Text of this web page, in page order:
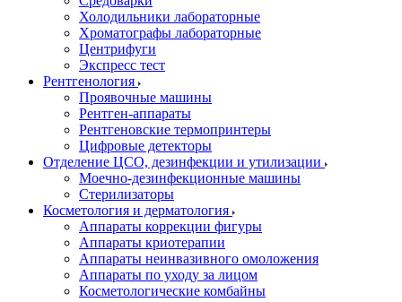
Холодильники лабораторные
Хроматографы лабораторные
Центрифуги
Экспресс тест
Рентгенология
Проявочные машины
Рентген-аппараты
Рентгеновские термопринтеры
Цифровые детекторы
Отделение ЦСО, дезинфекции и утилизации
Моечно-дезинфекционные машины
Стерилизаторы
Косметология и дерматология
Аппараты коррекции фигуры
Аппараты криотерапии
Аппараты неинвазивного омоложения
Аппараты по уходу за лицом
Косметологические комбайны